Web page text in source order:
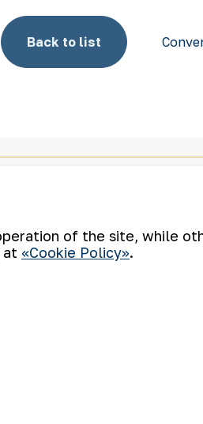
Back to list
has mastered the full production
feature a fineness of 999.9 and
of the site, while
at «Cookie Policy».